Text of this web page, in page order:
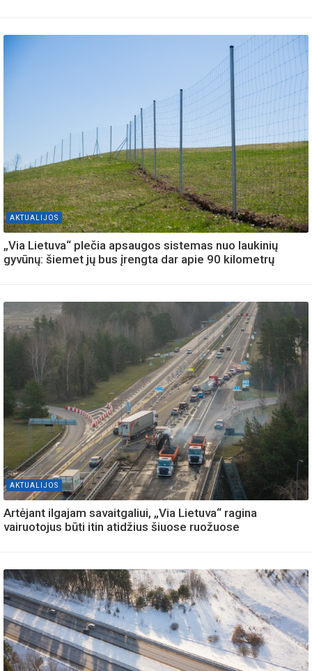
AKTUALIJOS
„Via Lietuva“ plečia apsaugos sistemas nuo laukinių
gyvūnų: šiemet jų bus įrengta dar apie 90 kilometrų
AKTUALIJOS
Artėjant ilgajam savaitgaliui, „Via Lietuva“ ragina
vairuotojus būti itin atidžius šiuose ruožuose